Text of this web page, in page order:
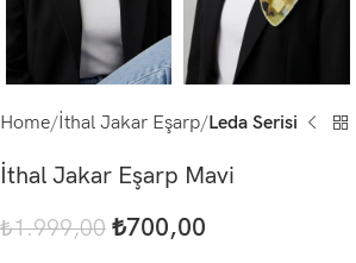
Home İthal Jakar Eşarp Leda Serisi
İthal Jakar Eşarp Mavi
₺1.999,00 ₺700,00